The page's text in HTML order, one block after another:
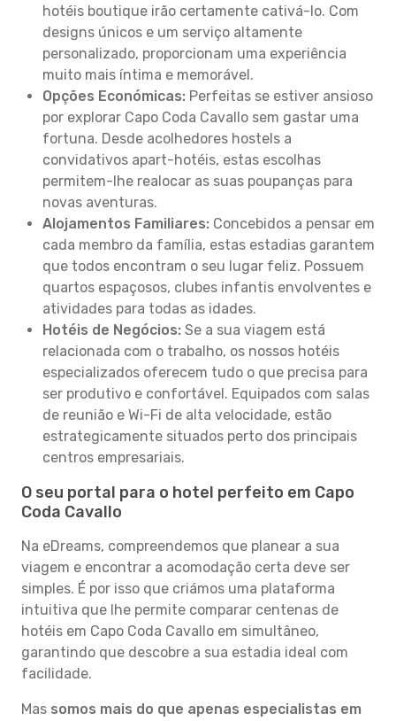
hotéis boutique irão certamente cativá-lo. Com
designs únicos e um serviço altamente
personalizado, proporcionam uma experiência
muito mais íntima e memorável.
Opções Económicas: Perfeitas se estiver ansioso
por explorar Capo Coda Cavallo sem gastar uma
fortuna. Desde acolhedores hostels a
convidativos apart-hotéis, estas escolhas
permitem-lhe realocar as suas poupanças para
novas aventuras.
Alojamentos Familiares: Concebidos a pensar em
cada membro da família, estas estadias garantem
que todos encontram o seu lugar feliz. Possuem
quartos espaçosos, clubes infantis envolventes e
atividades para todas as idades.
Hotéis de Negócios: Se a sua viagem está
relacionada com o trabalho, os nossos hotéis
especializados oferecem tudo o que precisa para
ser produtivo e confortável. Equipados com salas
de reunião e Wi-Fi de alta velocidade, estão
estrategicamente situados perto dos principais
centros empresariais.
O seu portal para o hotel perfeito em Capo
Coda Cavallo
Na eDreams, compreendemos que planear a sua
viagem e encontrar a acomodação certa deve ser
simples. É por isso que criámos uma plataforma
intuitiva que lhe permite comparar centenas de
hotéis em Capo Coda Cavallo em simultâneo,
garantindo que descobre a sua estadia ideal com
facilidade.
Mas somos mais do que apenas especialistas em